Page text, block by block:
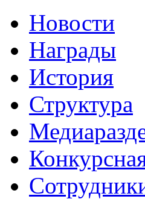
Новости
Награды
История
Структура